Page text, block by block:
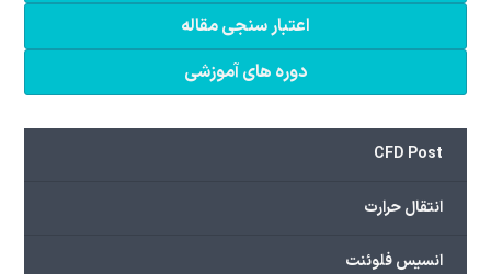
اعتبار سنجی مقاله
دوره های آموزشی
CFD Post
انتقال حرارت
انسیس فلوئنت